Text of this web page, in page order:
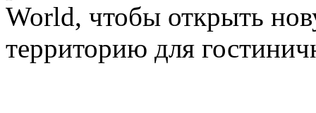
World, чтобы открыть
территорию для